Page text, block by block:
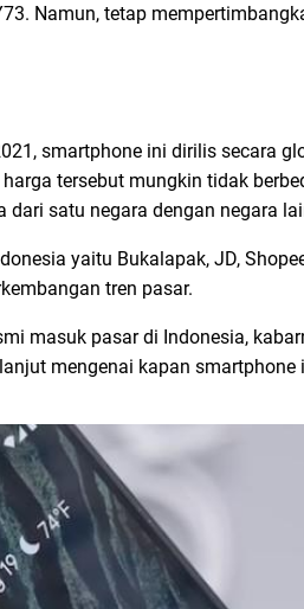
Namun, tetap
smartphone ini dirilis secara
tersebut mungkin tidak
dari satu negara dengan negara
yaitu Bukalapak, JD,
tren pasar.
masuk pasar di Indonesia,
mengenai kapan